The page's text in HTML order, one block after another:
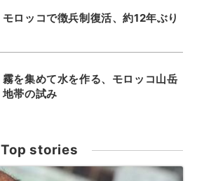
モロッコで徴兵制復活、約12年ぶり
霧を集めて水を作る、モロッコ山岳
地帯の試み
Top stories